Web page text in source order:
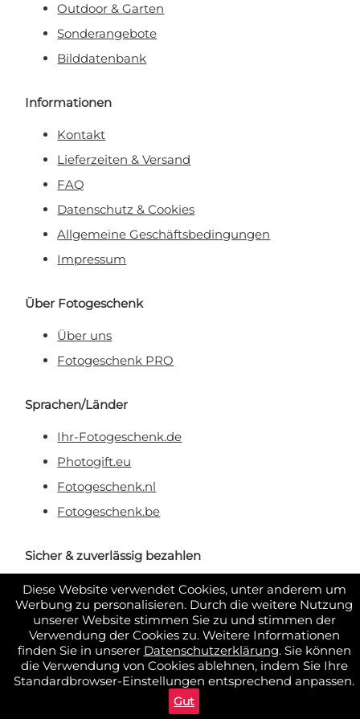
Diese Website verwendet Cookies, unter anderem um
Werbung zu personalisieren. Durch die weitere Nutzung
unserer Website stimmen Sie zu und stimmen der
Verwendung der Cookies zu. Weitere Informationen
finden Sie in unserer Datenschutzerklärung. Sie können
die Verwendung von Cookies ablehnen, indem Sie Ihre
Standardbrowser-Einstellungen entsprechend anpassen.
Gut
Outdoor & Garten
Sonderangebote
Bilddatenbank
Informationen
Kontakt
Lieferzeiten & Versand
FAQ
Datenschutz & Cookies
Allgemeine Geschäftsbedingungen
Impressum
Über Fotogeschenk
Über uns
Fotogeschenk PRO
Sprachen/Länder
Ihr-Fotogeschenk.de
Photogift.eu
Fotogeschenk.nl
Fotogeschenk.be
Sicher & zuverlässig bezahlen